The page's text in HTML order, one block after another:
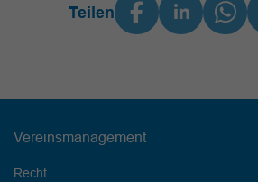
Teilen
Vereinsmanagement
Recht